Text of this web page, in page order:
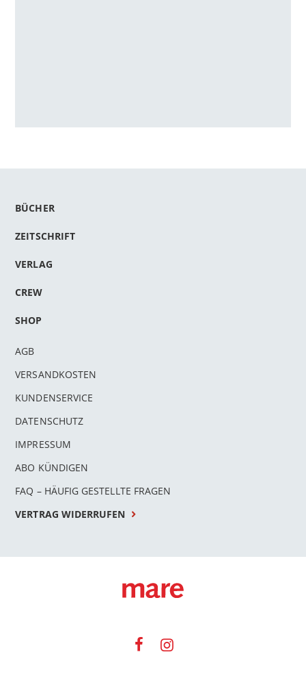
BÜCHER
ZEITSCHRIFT
VERLAG
CREW
SHOP
AGB
VERSANDKOSTEN
KUNDENSERVICE
DATENSCHUTZ
IMPRESSUM
ABO KÜNDIGEN
FAQ – HÄUFIG GESTELLTE FRAGEN
VERTRAG WIDERRUFEN